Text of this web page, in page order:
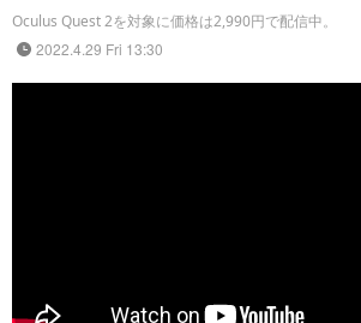
Oculus Quest 2を対象に価格は2,990円で配信中。
2022.4.29 Fri 13:30